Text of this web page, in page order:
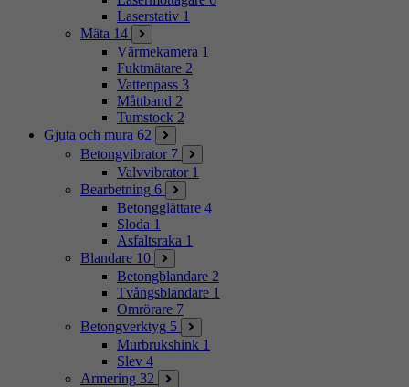
Laserstativ 1
Mäta 14
Värmekamera 1
Fuktmätare 2
Vattenpass 3
Måttband 2
Tumstock 2
Gjuta och mura 62
Betongvibrator 7
Valvvibrator 1
Bearbetning 6
Betongglättare 4
Sloda 1
Asfaltsraka 1
Blandare 10
Betongblandare 2
Tvångsblandare 1
Omrörare 7
Betongverktyg 5
Murbrukshink 1
Slev 4
Armering 32